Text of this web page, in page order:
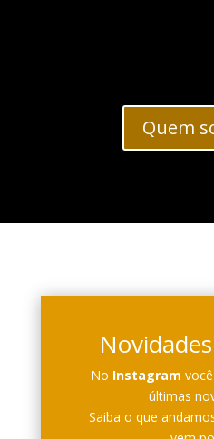
Quem
No Instagram
últimas
Saiba o que